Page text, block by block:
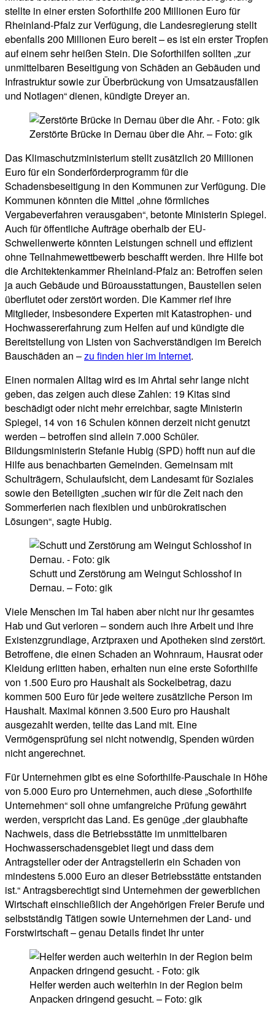
stellte in einer ersten Soforthilfe 200 Millionen Euro für
Rheinland-Pfalz zur Verfügung, die Landesregierung stellt
ebenfalls 200 Millionen Euro bereit – es ist ein erster Tropfen
auf einem sehr heißen Stein. Die Soforthilfen sollten „zur
unmittelbaren Beseitigung von Schäden an Gebäuden und
Infrastruktur sowie zur Überbrückung von Umsatzausfällen
und Notlagen“ dienen, kündigte Dreyer an.
Zerstörte Brücke in Dernau über die Ahr. – Foto: gik
Das Klimaschutzministerium stellt zusätzlich 20 Millionen
Euro für ein Sonderförderprogramm für die
Schadensbeseitigung in den Kommunen zur Verfügung. Die
Kommunen könnten die Mittel „ohne förmliches
Vergabeverfahren verausgaben“, betonte Ministerin Spiegel.
Auch für öffentliche Aufträge oberhalb der EU-
Schwellenwerte könnten Leistungen schnell und effizient
ohne Teilnahmewettbewerb beschafft werden. Ihre Hilfe bot
die Architektenkammer Rheinland-Pfalz an: Betroffen seien
ja auch Gebäude und Büroausstattungen, Baustellen seien
überflutet oder zerstört worden. Die Kammer rief ihre
Mitglieder, insbesondere Experten mit Katastrophen- und
Hochwassererfahrung zum Helfen auf und kündigte die
Bereitstellung von Listen von Sachverständigen im Bereich
Bauschäden an –zu finden hier im Internet.
Einen normalen Alltag wird es im Ahrtal sehr lange nicht
geben, das zeigen auch diese Zahlen: 19 Kitas sind
beschädigt oder nicht mehr erreichbar, sagte Ministerin
Spiegel, 14 von 16 Schulen können derzeit nicht genutzt
werden – betroffen sind allein 7.000 Schüler.
Bildungsministerin Stefanie Hubig (SPD) hofft nun auf die
Hilfe aus benachbarten Gemeinden. Gemeinsam mit
Schulträgern, Schulaufsicht, dem Landesamt für Soziales
sowie den Beteiligten „suchen wir für die Zeit nach den
Sommerferien nach flexiblen und unbürokratischen
Lösungen“, sagte Hubig.
Schutt und Zerstörung am Weingut Schlosshof in
Dernau. – Foto: gik
Viele Menschen im Tal haben aber nicht nur ihr gesamtes
Hab und Gut verloren – sondern auch ihre Arbeit und ihre
Existenzgrundlage, Arztpraxen und Apotheken sind zerstört.
Betroffene, die einen Schaden an Wohnraum, Hausrat oder
Kleidung erlitten haben, erhalten nun eine erste Soforthilfe
von 1.500 Euro pro Haushalt als Sockelbetrag, dazu
kommen 500 Euro für jede weitere zusätzliche Person im
Haushalt. Maximal können 3.500 Euro pro Haushalt
ausgezahlt werden, teilte das Land mit. Eine
Vermögensprüfung sei nicht notwendig, Spenden würden
nicht angerechnet.
Für Unternehmen gibt es eine Soforthilfe-Pauschale in Höhe
von 5.000 Euro pro Unternehmen, auch diese „Soforthilfe
Unternehmen“ soll ohne umfangreiche Prüfung gewährt
werden, verspricht das Land. Es genüge „der glaubhafte
Nachweis, dass die Betriebsstätte im unmittelbaren
Hochwasserschadensgebiet liegt und dass dem
Antragsteller oder der Antragstellerin ein Schaden von
mindestens 5.000 Euro an dieser Betriebsstätte entstanden
ist.“ Antragsberechtigt sind Unternehmen der gewerblichen
Wirtschaft einschließlich der Angehörigen Freier Berufe und
selbstständig Tätigen sowie Unternehmen der Land- und
Forstwirtschaft – genau Details findet Ihr unter
Helfer werden auch weiterhin in der Region beim
Anpacken dringend gesucht. – Foto: gik